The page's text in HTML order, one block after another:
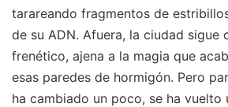
tarareando fragmentos de
de su ADN. Afuera, la ciudad sigue
frenético, ajena a la magia que
esas paredes de hormigón. Pero
ha cambiado un poco, se ha vuelto